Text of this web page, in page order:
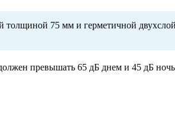
75 мм и герметичной
превышать 65 дБ днем и 45 дБ